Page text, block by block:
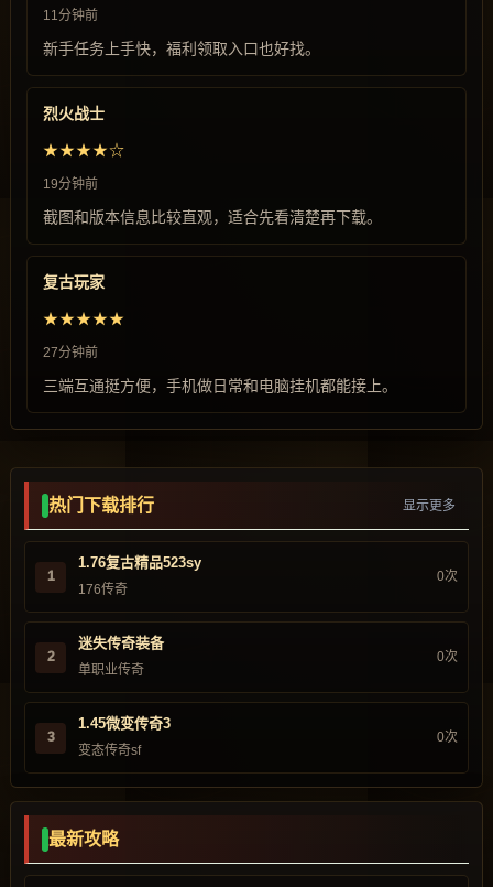
11分钟前
新手任务上手快，福利领取入口也好找。
烈火战士
★★★★☆
19分钟前
截图和版本信息比较直观，适合先看清楚再下载。
复古玩家
★★★★★
27分钟前
三端互通挺方便，手机做日常和电脑挂机都能接上。
热门下载排行 显示更多
1
1.76复古精品523sy
176传奇
0次
2
迷失传奇装备
单职业传奇
0次
3
1.45微变传奇3
变态传奇sf
0次
最新攻略